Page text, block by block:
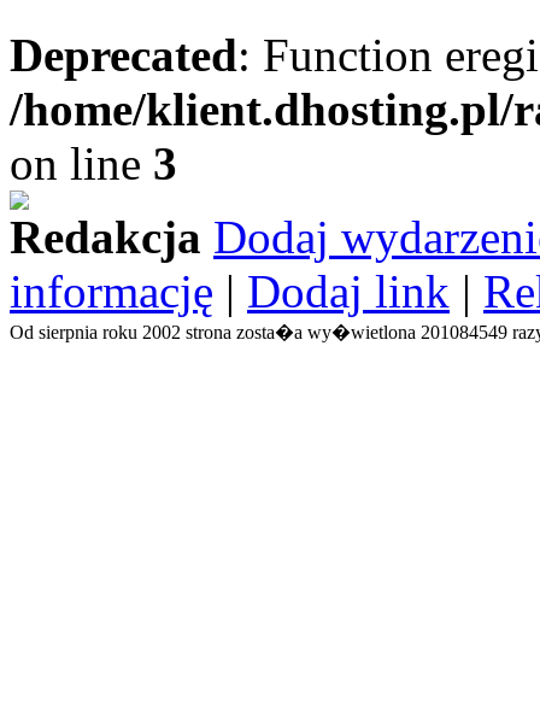
Deprecated: Function
/home/
on line 3
Redakcja Dodaj
informację | Dodaj link |
Od sierpnia roku 2002 strona zosta�a wy�wietlona 201084549